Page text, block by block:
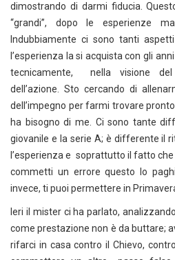
dimostrando di darmi fiducia.
“grandi”, dopo le esperienze
Indubbiamente ci sono tanti
l’esperienza la si acquista con gli
tecnicamente, nella visione del
dell’azione. Sto cercando di
dell’impegno per farmi trovare
ha bisogno di me. Ci sono tante
giovanile e la serie A; è differente il
l’esperienza e soprattutto il fatto
commetti un errore questo lo
invece, ti puoi permettere in
Ieri il mister ci ha parlato,
come prestazione non è da buttare;
rifarci in casa contro il Chievo,